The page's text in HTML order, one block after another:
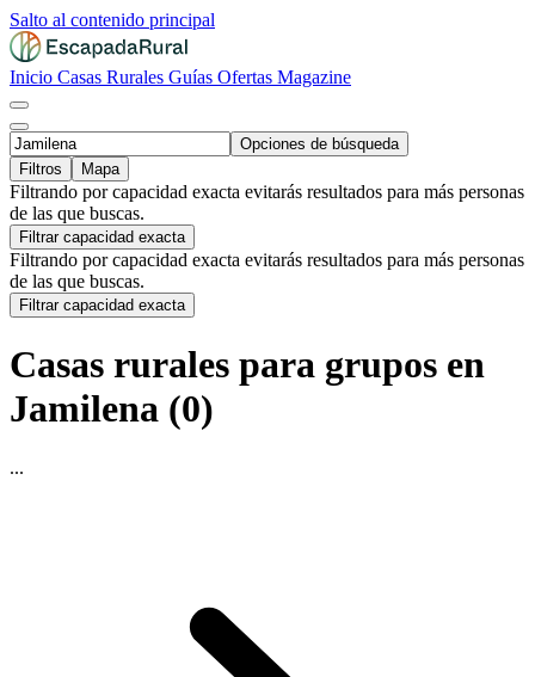
Salto al contenido principal
Inicio Casas Rurales Guías Ofertas Magazine
Opciones de búsqueda
Filtros
Mapa
Filtrando por capacidad exacta evitarás resultados para más personas
de las que buscas.
Filtrar capacidad exacta
Filtrando por capacidad exacta evitarás resultados para más personas
de las que buscas.
Filtrar capacidad exacta
Casas rurales para grupos en
Jamilena (0)
...